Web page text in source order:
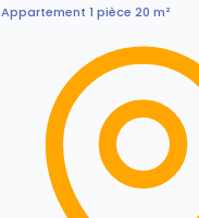
Appartement 1 pièce 20 m²